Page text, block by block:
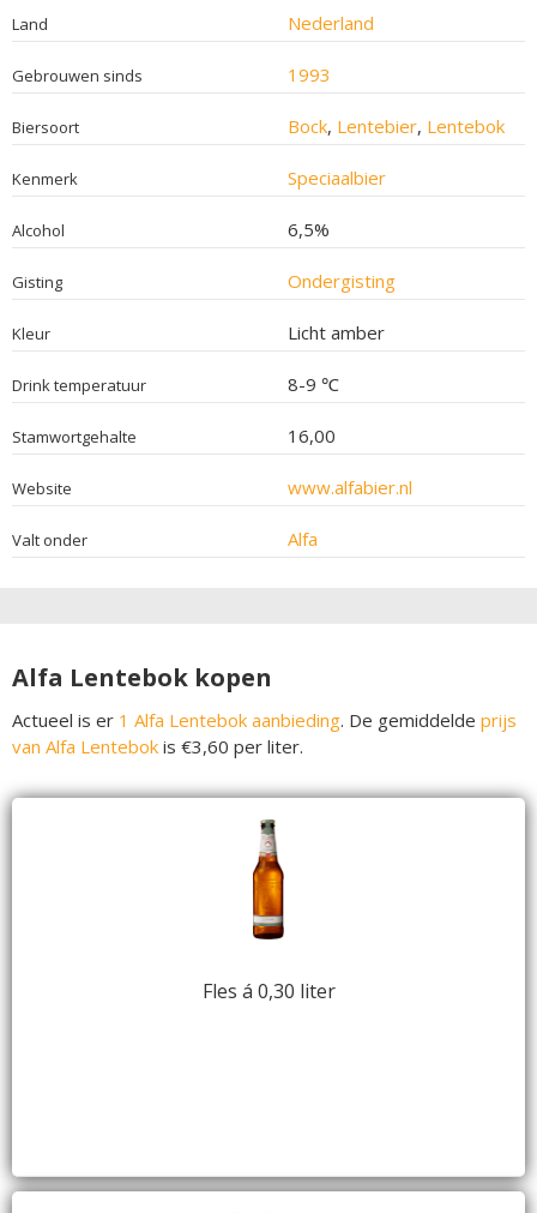
Land Nederland
Gebrouwen sinds 1993
Biersoort Bock, Lentebier, Lentebok
Kenmerk Speciaalbier
Alcohol 6,5%
Gisting Ondergisting
Kleur Licht amber
Drink temperatuur 8-9 ℃
Stamwortgehalte 16,00
Website www.alfabier.nl
Valt onder Alfa
Alfa Lentebok kopen
Actueel is er 1 Alfa Lentebok aanbieding. De gemiddelde prijs
van Alfa Lentebok is €3,60 per liter.
Fles á 0,30 liter